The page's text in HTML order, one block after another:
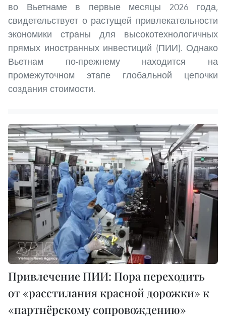
во Вьетнаме в первые месяцы 2026 года,
свидетельствует о растущей привлекательности
экономики страны для высокотехнологичных
прямых иностранных инвестиций (ПИИ). Однако
Вьетнам по-прежнему находится на
промежуточном этапе глобальной цепочки
создания стоимости.
Привлечение ПИИ: Пора переходить
от «расстилания красной дорожки» к
«партнёрскому сопровождению»